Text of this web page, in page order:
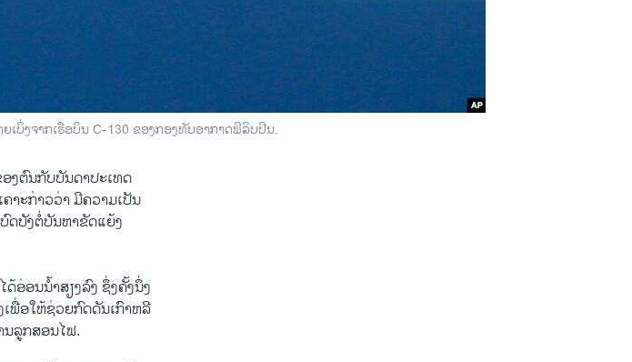
ເບິ່ງຈາກເຮືອບິນ C-130 ຂອງກອງທັບອາກາດຟິລິບປີນ.
ງ​ຕົນ​ກັບ​ບັນດາ​ປະ​ເທດ​
າະ​ກ່າວ​ວ່າ ມີ​ຄວາມ​ເປັນ
ດ​ບັງ​ຕໍ່​ບັນຫາ​ຂັດ​ແຍ້​ງ
ອ່ອນ​ນໍ້າ​ສຽງລົງ ຊຶ່ງຄັ້ງ​ນຶ່ງ
ພື່ອ​ໃຫ້​ຊ່ວຍ​ກົດ​ດັນ​ເກົາຫລີ
ນ​ລູກ​ສອນ​ໄຟ.